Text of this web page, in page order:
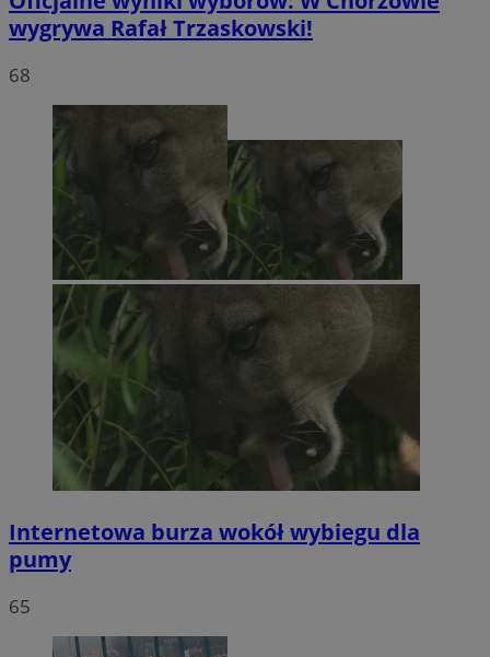
wygrywa Rafał Trzaskowski!
68
Internetowa burza wokół wybiegu dla
pumy
65